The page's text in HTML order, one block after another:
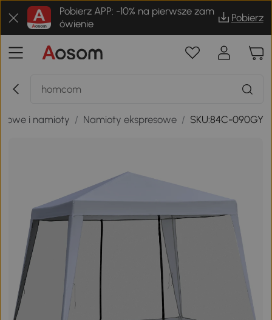
Pobierz APP: -10% na pierwsze zam
ówienie
Pobierz
i namioty / Namioty ekspresowe / SKU:84C-090GY